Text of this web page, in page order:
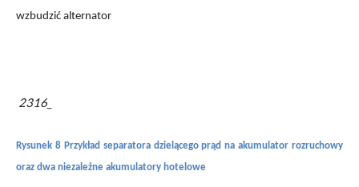
wzbudzić alternator
2316_
Rysunek 8 Przykład separatora dzielącego prąd na akumulator rozruchowy
oraz dwa niezależne akumulatory hotelowe